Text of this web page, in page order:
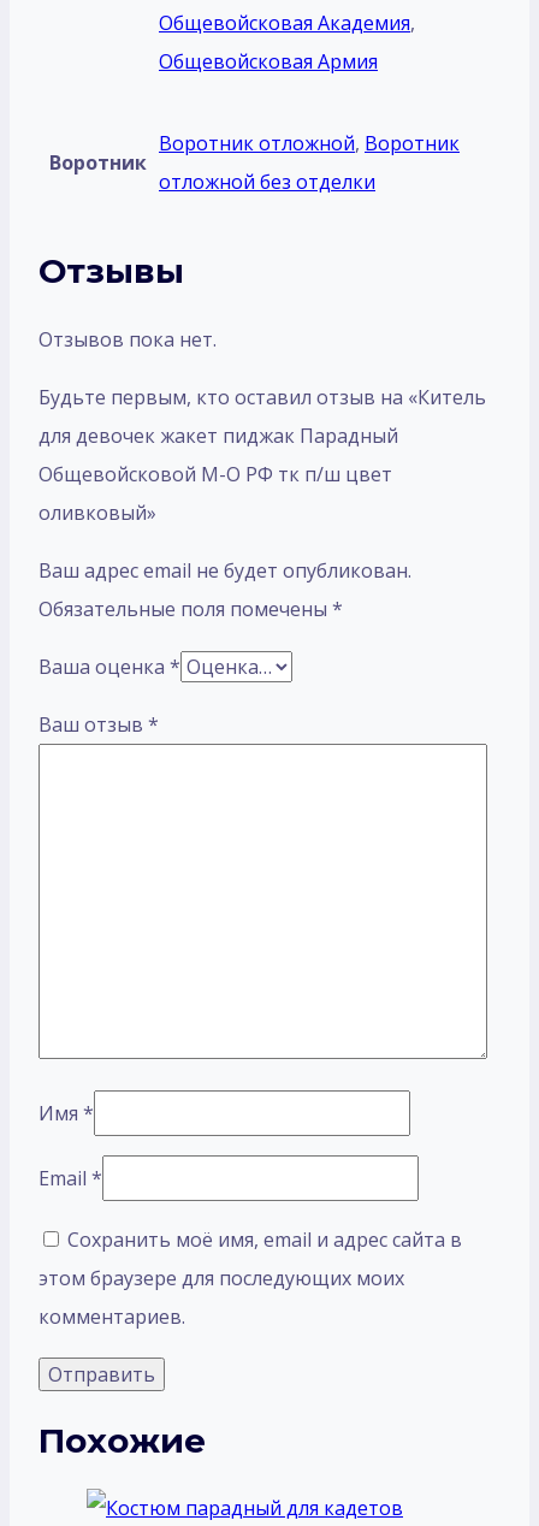
Общевойсковая Академия,
Общевойсковая Армия
Воротник
Воротник отложной, Воротник
отложной без отделки
Отзывы
Отзывов пока нет.
Будьте первым, кто оставил отзыв на «Китель
для девочек жакет пиджак Парадный
Общевойсковой М-О РФ тк п/ш цвет
оливковый»
Ваш адрес email не будет опубликован.
Обязательные поля помечены *
Ваша оценка *
Ваш отзыв *
Имя *
Email *
Сохранить моё имя, email и адрес сайта в
этом браузере для последующих моих
комментариев.
Похожие